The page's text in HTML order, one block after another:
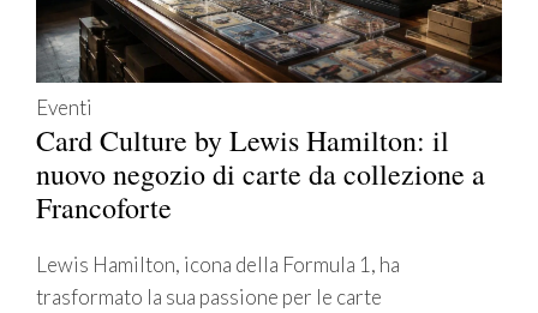
Eventi
Card Culture by Lewis Hamilton: il
nuovo negozio di carte da collezione a
Francoforte
Lewis Hamilton, icona della Formula 1, ha
trasformato la sua passione per le carte